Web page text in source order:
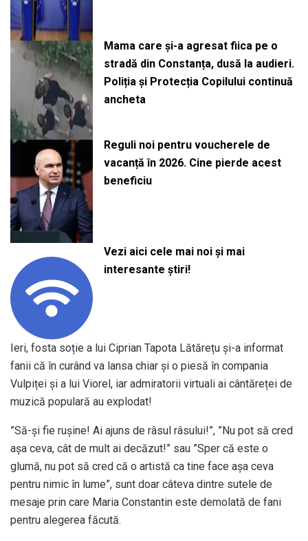
Mama care și-a agresat fiica pe o
stradă din Constanța, dusă la audieri.
Poliția și Protecția Copilului continuă
ancheta
Reguli noi pentru voucherele de
vacanță în 2026. Cine pierde acest
beneficiu
Vezi aici cele mai noi și mai
interesante știri!
Ieri, fosta soție a lui Ciprian Tapota Lătărețu și-a informat
fanii că în curând va lansa chiar și o piesă în compania
Vulpiței și a lui Viorel, iar admiratorii virtuali ai cântăreței de
muzică populară au explodat!
”Să-și fie rușine! Ai ajuns de râsul râsului!”, ”Nu pot să cred
așa ceva, cât de mult ai decăzut!” sau ”Sper că este o
glumă, nu pot să cred că o artistă ca tine face așa ceva
pentru nimic în lume”, sunt doar câteva dintre sutele de
mesaje prin care Maria Constantin este demolată de fani
pentru alegerea făcută.